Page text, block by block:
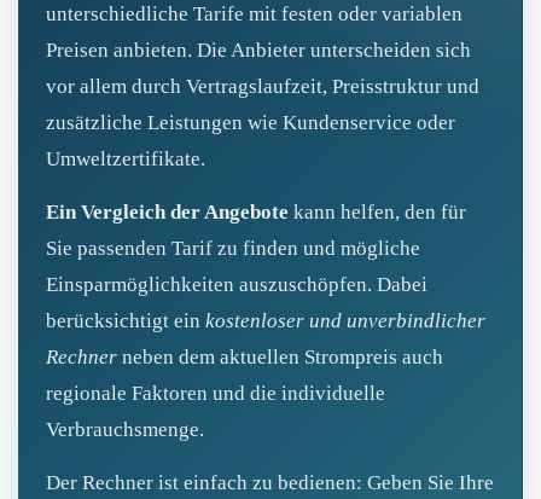
unterschiedliche Tarife mit festen oder variablen
Preisen anbieten. Die Anbieter unterscheiden sich
vor allem durch Vertragslaufzeit, Preisstruktur und
zusätzliche Leistungen wie Kundenservice oder
Umweltzertifikate.
Ein Vergleich der Angebote kann helfen, den für
Sie passenden Tarif zu finden und mögliche
Einsparmöglichkeiten auszuschöpfen. Dabei
berücksichtigt ein kostenloser und unverbindlicher
Rechner neben dem aktuellen Strompreis auch
regionale Faktoren und die individuelle
Verbrauchsmenge.
Der Rechner ist einfach zu bedienen: Geben Sie Ihre